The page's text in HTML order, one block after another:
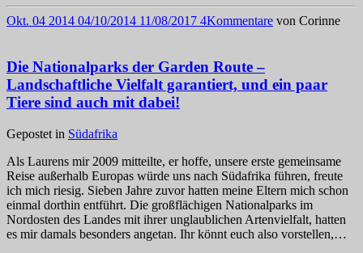
Okt. 04 2014 04/10/2014 11/08/2017 4Kommentare von Corinne
Die Nationalparks der Garden Route –
Landschaftliche Vielfalt garantiert, und ein paar
Tiere sind auch mit dabei!
Gepostet in Südafrika
Als Laurens mir 2009 mitteilte, er hoffe, unsere erste gemeinsame
Reise außerhalb Europas würde uns nach Südafrika führen, freute
ich mich riesig. Sieben Jahre zuvor hatten meine Eltern mich schon
einmal dorthin entführt. Die großflächigen Nationalparks im
Nordosten des Landes mit ihrer unglaublichen Artenvielfalt, hatten
es mir damals besonders angetan. Ihr könnt euch also vorstellen,…